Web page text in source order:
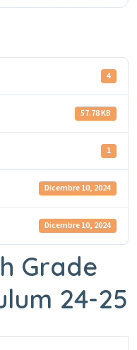
4
57.78 KB
1
Dicembre 10, 2024
Dicembre 10, 2024
Grade
24-25